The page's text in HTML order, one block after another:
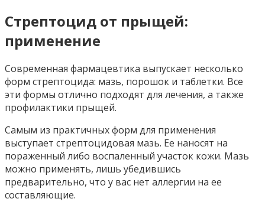
Стрептоцид от прыщей:
применение
Современная фармацевтика выпускает несколько
форм стрептоцида: мазь, порошок и таблетки. Все
эти формы отлично подходят для лечения, а также
профилактики прыщей.
Самым из практичных форм для применения
выступает стрептоцидовая мазь. Ее наносят на
пораженный либо воспаленный участок кожи. Мазь
можно применять, лишь убедившись
предварительно, что у вас нет аллергии на ее
составляющие.